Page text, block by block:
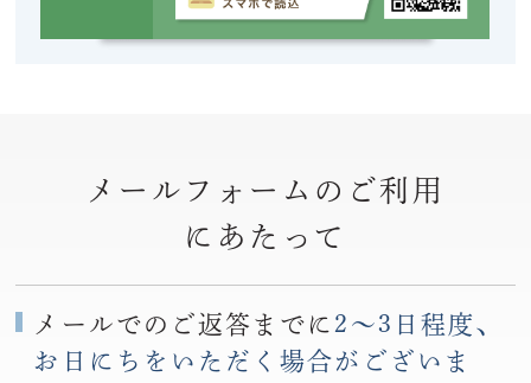
メールフォームのご利用
にあたって
メールでのご返答までに 2〜3日程度、
お日にちをいただく場合がございま